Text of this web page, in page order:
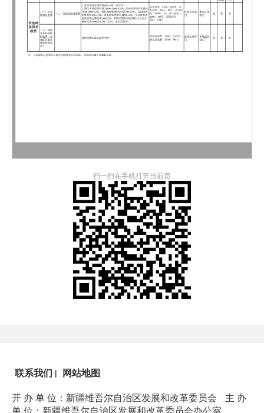
扫一扫在手机打开当前页
联系我们 | 网站地图
开 办 单 位：新疆维吾尔自治区发展和改革委员会
主 办